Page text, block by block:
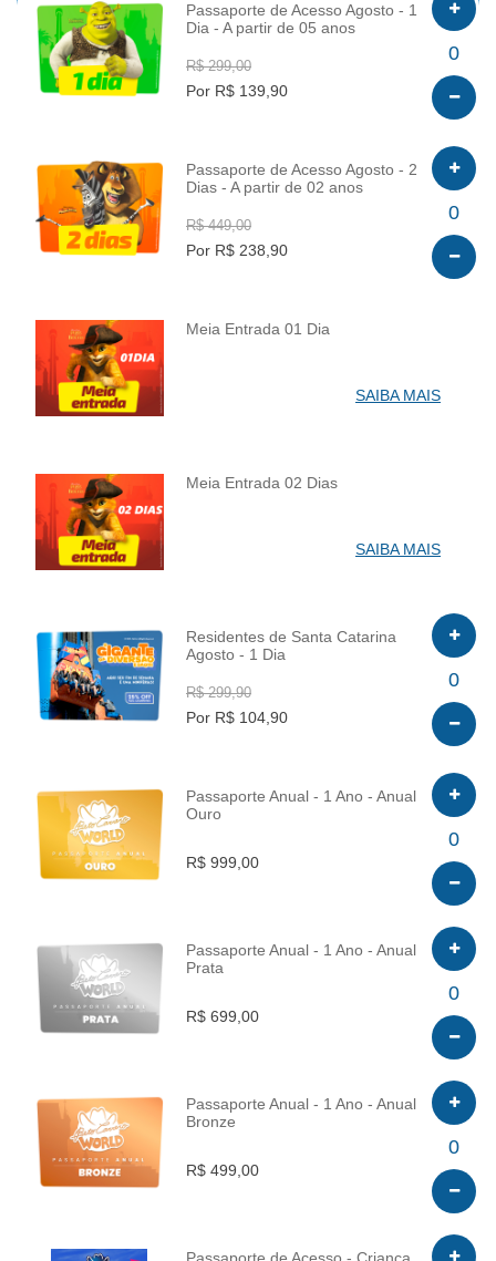
INFO
Passaporte de Acesso Agosto - 1
Dia - A partir de 05 anos
R$ 299,00
Por R$ 139,90
0
INFO
Passaporte de Acesso Agosto - 2
Dias - A partir de 02 anos
R$ 449,00
Por R$ 238,90
0
INFO
Meia Entrada 01 Dia
SAIBA MAIS
INFO
Meia Entrada 02 Dias
SAIBA MAIS
INFO
Residentes de Santa Catarina
Agosto - 1 Dia
R$ 299,90
Por R$ 104,90
0
INFO
Passaporte Anual - 1 Ano - Anual
Ouro
R$ 999,00
0
INFO
Passaporte Anual - 1 Ano - Anual
Prata
R$ 699,00
0
INFO
Passaporte Anual - 1 Ano - Anual
Bronze
R$ 499,00
0